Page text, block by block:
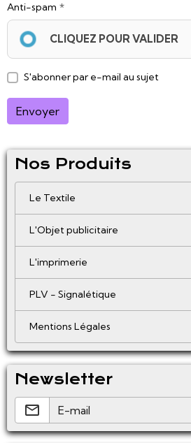
Anti-spam
CLIQUEZ POUR VALIDER
S'abonner par e-mail au sujet
Envoyer
Nos Produits
Le Textile
L'Objet publicitaire
L'imprimerie
PLV - Signalétique
Mentions Légales
Newsletter